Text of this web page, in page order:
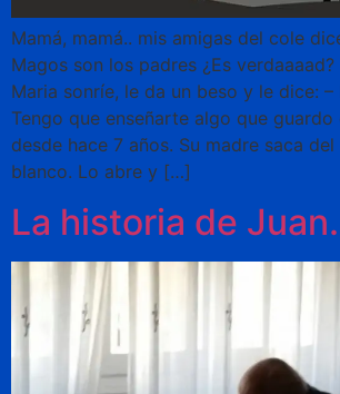
Mamá, mamá.. mis amigas del cole
Magos son los padres ¿Es
Maria sonríe, le da un beso y le dice:
Tengo que enseñarte algo que guardo
desde hace 7 años. Su madre saca
blanco. Lo abre y […]
La historia de Juan.